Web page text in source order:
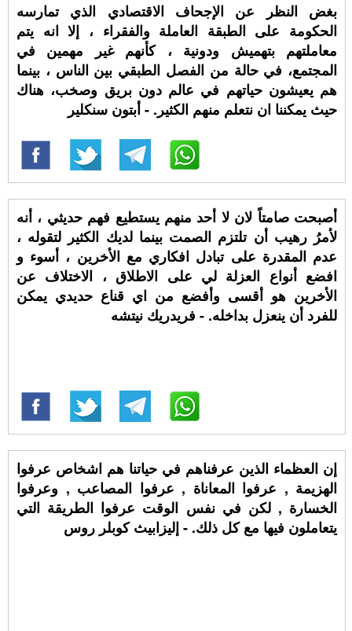
بغض النظر عن الإجحاف الاقتصادي الذي تمارسه
الحكومة على الطبقة العاملة والفقراء ، إلا انه يتم
معاملتهم بتهميش ودونية ، كأنهم غير مهمين في
المجتمع، في حالة من الفصل الطبقي بين الناس ، بينما
هم يعيشون حياتهم في عالم دون بريق وصخب، هناك
حيث يمكننا ان نتعلم منهم الكثير. - أبتون سنكلير
أصبحت صامتاً لان لا أحد منهم يستطيع فهم حديثي ، أنه
لأمرُ رهيب أن تلتزم الصمت بينما لديك الكثير لتقوله ،
عدم المقدرة على تبادل افكاري مع الأخرين ، أسوء و
افضع أنواع العزلة لي على الاطلاق ، الاختلاف عن
الأخرين هو أقسى وأفضع من اي قناع حديدي يمكن
للفرد أن ينعزل بداخله. - فريدريك نيتشه
إن العظماء الذين عرفناهم في حياتنا هم اشخاص عرفوا
الهزيمة , عرفوا المعاناة , عرفوا المصاعب , وعرفوا
الخسارة , لكن في نفس الوقت عرفوا الطريقة التي
يتعاملون فيها مع كل ذلك. - إليزابيث كوبلر روس